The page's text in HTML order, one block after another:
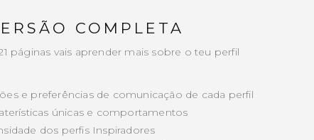
COMPLETA
páginas vais aprender mais sobre o teu perfil
e preferências de comunicação de cada perfil
únicas e comportamentos
dos perfis Inspiradores